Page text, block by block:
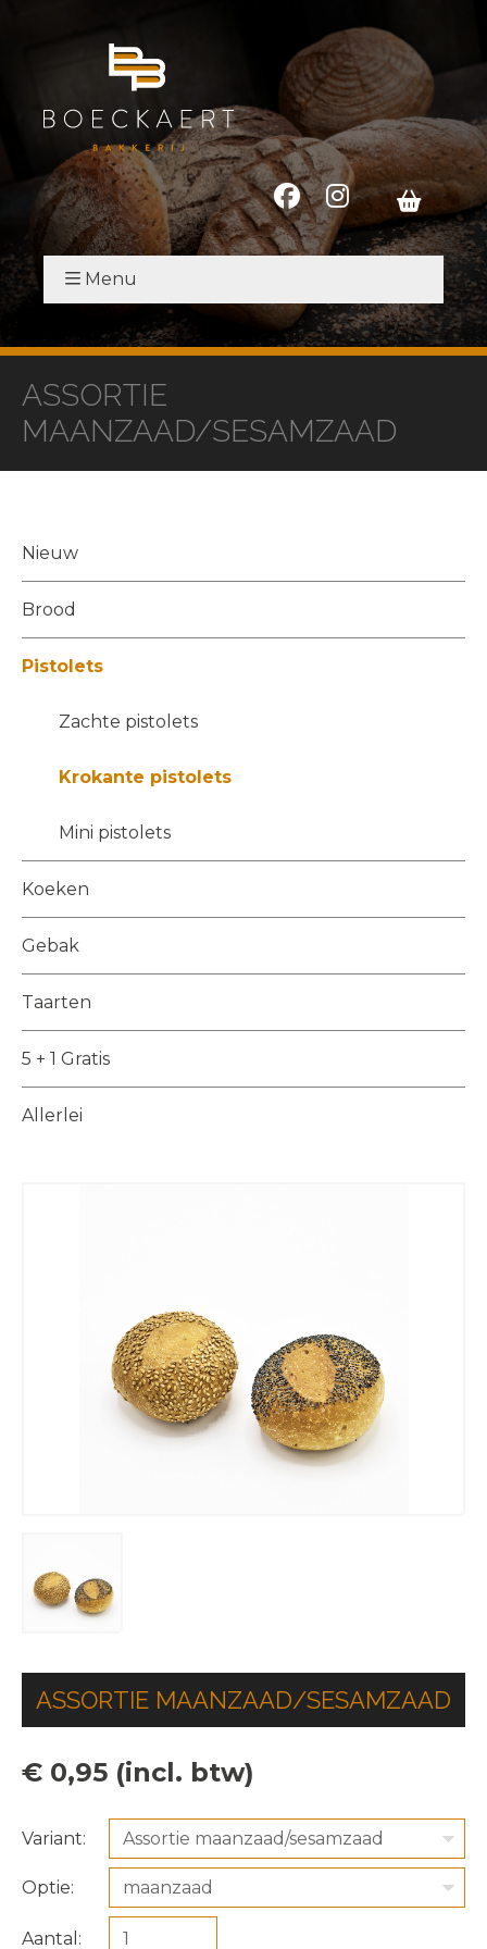
Menu
ASSORTIE
MAANZAAD/SESAMZAAD
Nieuw
Brood
Pistolets
Zachte pistolets
Krokante pistolets
Mini pistolets
Koeken
Gebak
Taarten
5 + 1 Gratis
Allerlei
ASSORTIE MAANZAAD/SESAMZAAD
€ 0,95 (incl. btw)
Variant: Assortie maanzaad/sesamzaad
Optie: maanzaad
Aantal: